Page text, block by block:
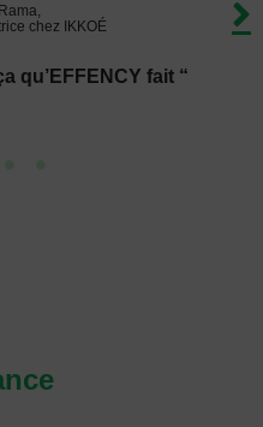
chez IKKOÉ
qu’EFFENCY fait “